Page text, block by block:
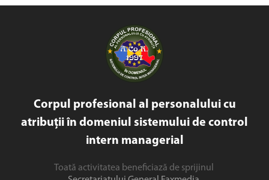
Corpul profesional al personalului cu
atribuții în domeniul sistemului de control
intern managerial
Toată activitatea beneficiază de sprijinul